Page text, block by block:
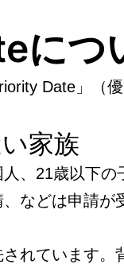
につ
Date」（
家族
、21歳以下の
などは申請が
れています。